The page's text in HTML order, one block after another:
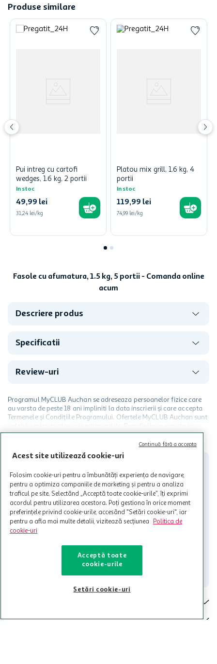
Produse similare
Pui intreg cu cartofi
wedges, 1.6 kg, 2 portii
In stoc
49,99 lei
31,24 lei/kg
Platou mix grill, 1.6 kg, 4
portii
In stoc
119,99 lei
74,99 lei/kg
Fasole cu afumatura, 1.5 kg, 5 portii - Comanda online
acum
Descriere produs
Specificatii
Review-uri
Programul MyCLUB Auchan se adreseaza persoanelor fizice care
au varsta de peste 18 ani impliniti la data inscrierii și care accepta
Termenele și Condițiile Programului. Ofertele MyCLUB Auchan sunt
limita a 12 unitati / card client o singura data in perioada promotiei.
Cardul poate fi utilizat doar in legatura cu magazinele Auchan
participante și pentru acțiuni promotionale indicate de Auchan si
nu raspunde pentru imposibilitatea utilizarii Cardului in perioada in
care aceste este suspendat sau in perioada in care sunt efectuate
intretineri sau reparatii tehnice la sistemul de utilizarea al Cardului.
CITESTE MAI MULT
Contacteaza-ne!
Iti stam mereu la dispozitie.
021-9141 contact@auchan.ro
Contact
Cine suntem
Acest site utilizează cookie-uri
Folosim cookie-uri pentru a îmbunătăți experiența de navigare,
pentru a optimiza campaniile de marketing și pentru a analiza
traficul pe site. Selectând „Acceptă toate cookie-urile”, îți exprimi
acordul pentru utilizarea acestora. Poți gestiona în orice moment
preferințele privind cookie-urile, accesând "Setări cookie-uri", iar
pentru a afla mai multe detalii, vizitează secțiunea
Politica de
cookie-uri
Acceptă toate
cookie-urile
Setări cookie-uri
Continuă fără a accepta